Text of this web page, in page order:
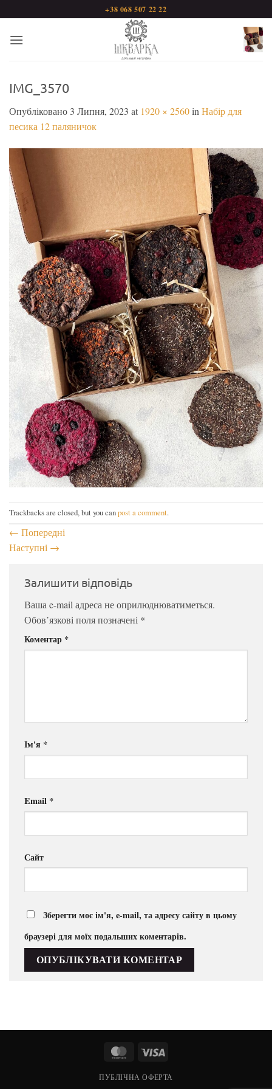
+38 068 507 22 22
IMG_3570
Опубліковано 3 Липня, 2023 at 1920 × 2560in Набір для
песика 12 паляничок
Trackbacks are closed, but you canpost a comment.
← Попередні
Наступні →
Залишити відповідь
Ваша e-mail адреса не оприлюднюватиметься.
Обов’язкові поля позначені *
Коментар *
Ім'я *
Email *
Сайт
Зберегти моє ім'я, e-mail, та адресу сайту в цьому
браузері для моїх подальших коментарів.
MasterCard
ПУБЛІЧНА ОФЕРТА